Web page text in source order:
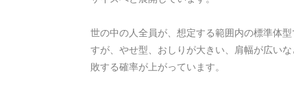
世の中の人全員が、想定する範囲内の標準体
すが、やせ型、おしりが大きい、肩幅が広い
敗する確率が上がっています。